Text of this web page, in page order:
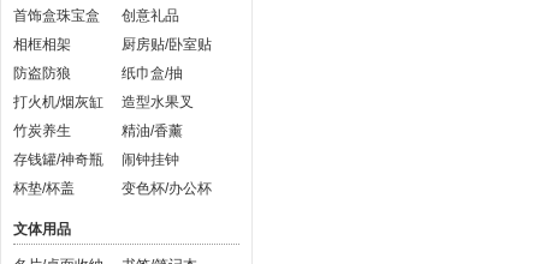
首饰盒珠宝盒
创意礼品
相框相架
厨房贴/卧室贴
防盗防狼
纸巾盒/抽
打火机/烟灰缸
造型水果叉
竹炭养生
精油/香薰
存钱罐/神奇瓶
闹钟挂钟
杯垫/杯盖
变色杯/办公杯
文体用品